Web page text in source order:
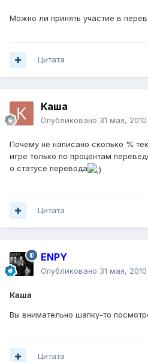
Можно ли принять участие в
Цитата
Каша
Опубликовано 31 мая, 2010
Почему не написано сколько %
игре только по процентам
о статусе перевода
Цитата
ENPY
Опубликовано 31 мая, 2010
Каша
Вы внимательно шапку-то
Цитата